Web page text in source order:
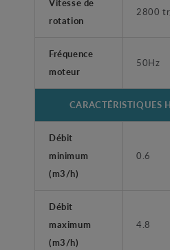
rotation
2800
Fréquence
moteur
50Hz
CARACTÉRISTIQUES
Débit
minimum
(m3/h)
0.6
Débit
maximum
(m3/h)
4.8